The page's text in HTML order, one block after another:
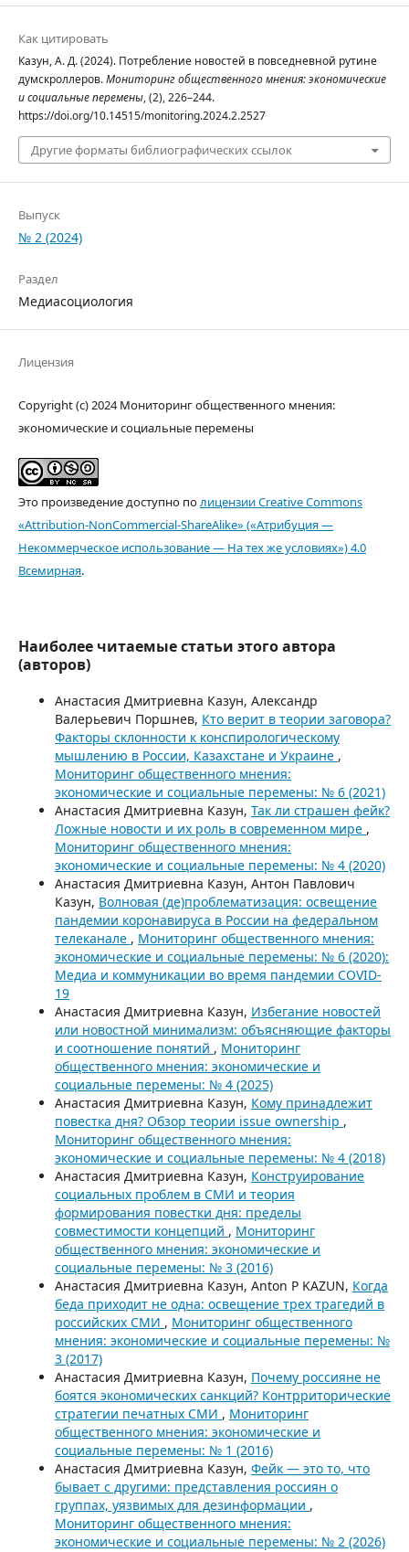
Как цитировать
Казун, А. Д. (2024). Потребление новостей в повседневной рутине
думскроллеров.Мониторинг общественного мнения: экономические
и социальные перемены, (2), 226–244.
https://doi.org/10.14515/monitoring.2024.2.2527
Другие форматы библиографических ссылок
Выпуск
№ 2 (2024)
Раздел
Медиасоциология
Лицензия
Copyright (c) 2024 Мониторинг общественного мнения:
экономические и социальные перемены
Это произведение доступно полицензии Creative Commons
«Attribution-NonCommercial-ShareAlike» («Атрибуция —
Некоммерческое использование — На тех же условиях») 4.0
Всемирная.
Наиболее читаемые статьи этого автора
(авторов)
Анастасия Дмитриевна Казун, Александр
Валерьевич Поршнев, Кто верит в теории заговора?
Факторы склонности к конспирологическому
мышлению в России, Казахстане и Украине ,
Мониторинг общественного мнения:
экономические и социальные перемены: № 6 (2021)
Анастасия Дмитриевна Казун, Так ли страшен фейк?
Ложные новости и их роль в современном мире ,
Мониторинг общественного мнения:
экономические и социальные перемены: № 4 (2020)
Анастасия Дмитриевна Казун, Антон Павлович
Казун, Волновая (де)проблематизация: освещение
пандемии коронавируса в России на федеральном
телеканале , Мониторинг общественного мнения:
экономические и социальные перемены: № 6 (2020):
Медиа и коммуникации во время пандемии COVID-
19
Анастасия Дмитриевна Казун, Избегание новостей
или новостной минимализм: объясняющие факторы
и соотношение понятий , Мониторинг
общественного мнения: экономические и
социальные перемены: № 4 (2025)
Анастасия Дмитриевна Казун, Кому принадлежит
повестка дня? Обзор теории issue ownership ,
Мониторинг общественного мнения:
экономические и социальные перемены: № 4 (2018)
Анастасия Дмитриевна Казун, Конструирование
социальных проблем в СМИ и теория
формирования повестки дня: пределы
совместимости концепций , Мониторинг
общественного мнения: экономические и
социальные перемены: № 3 (2016)
Анастасия Дмитриевна Казун, Anton P KAZUN, Когда
беда приходит не одна: освещение трех трагедий в
российских СМИ , Мониторинг общественного
мнения: экономические и социальные перемены: №
3 (2017)
Анастасия Дмитриевна Казун, Почему россияне не
боятся экономических санкций? Контрриторические
стратегии печатных СМИ , Мониторинг
общественного мнения: экономические и
социальные перемены: № 1 (2016)
Анастасия Дмитриевна Казун, Фейк — это то, что
бывает с другими: представления россиян о
группах, уязвимых для дезинформации ,
Мониторинг общественного мнения:
экономические и социальные перемены: № 2 (2026)